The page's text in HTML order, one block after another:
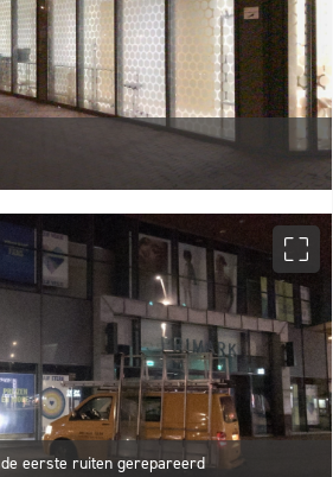
eerste ruiten gerepareerd